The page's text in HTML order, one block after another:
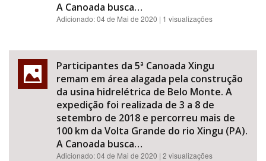
A Canoada busca…
Adicionado:04 de Mai de 2020 | 1 visualizações
Participantes da 5ª Canoada Xingu
remam em área alagada pela construção
da usina hidrelétrica de Belo Monte. A
expedição foi realizada de 3 a 8 de
setembro de 2018 e percorreu mais de
100 km da Volta Grande do rio Xingu (PA).
A Canoada busca…
Adicionado:04 de Mai de 2020 | 2 visualizações